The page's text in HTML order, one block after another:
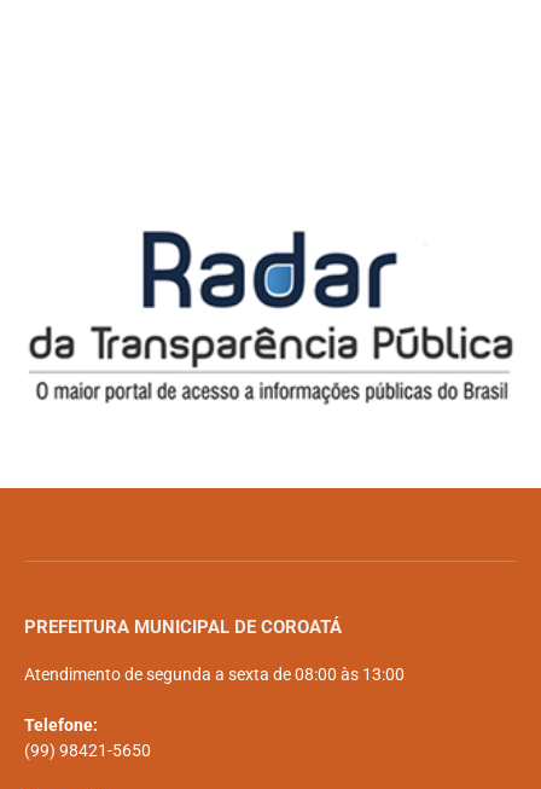
PREFEITURA MUNICIPAL DE COROATÁ
Atendimento de segunda a sexta de 08:00 às 13:00
Telefone:
(99) 98421-5650